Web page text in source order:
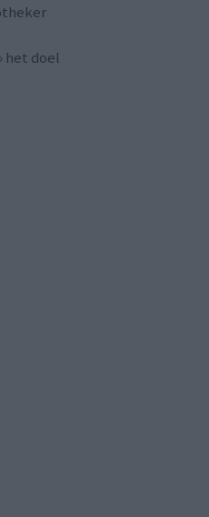
het doel